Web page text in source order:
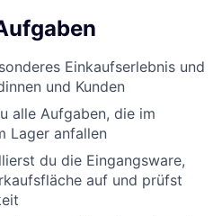
Einkaufserlebnis und
und Kunden
alle Aufgaben, die im
Lager anfallen
du die Eingangsware,
auf und prüfst